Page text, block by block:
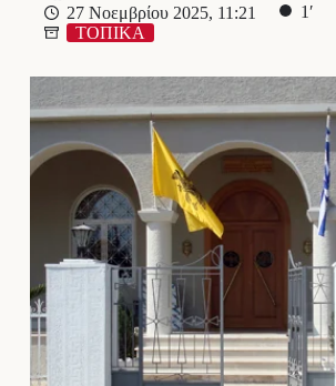
27 Νοεμβρίου 2025, 11:21
1′
ΤΟΠΙΚΑ